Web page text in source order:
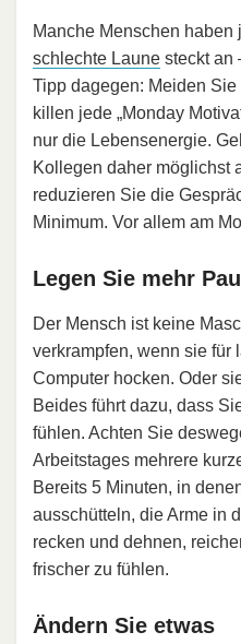
Manche Menschen haben
schlechte Laune steckt an
Tipp dagegen: Meiden
killen jede „Monday
nur die Lebensenergie.
Kollegen daher möglichst
reduzieren Sie die
Minimum. Vor allem am
Legen Sie mehr
Der Mensch ist keine
verkrampfen, wenn sie für
Computer hocken. Oder
Beides führt dazu, dass
fühlen. Achten Sie
Arbeitstages mehrere
Bereits 5 Minuten, in
ausschütteln, die Arme in
recken und dehnen,
frischer zu fühlen.
Ändern Sie etwas